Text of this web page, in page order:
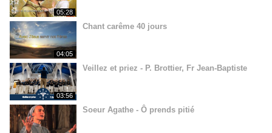
05:28
04:05
Chant carême 40 jours
03:56
Veillez et priez - P. Brottier, Fr Jean-Baptiste
Soeur Agathe - Ô prends pitié